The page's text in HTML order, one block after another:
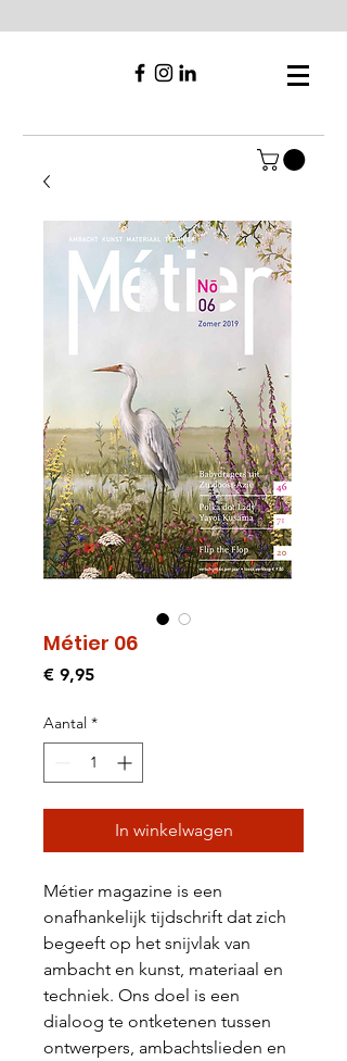
Métier 06
€ 9,95Prijs
Aantal *
In winkelwagen
Métier magazine is een
onafhankelijk tijdschrift dat zich
begeeft op het snijvlak van
ambacht en kunst, materiaal en
techniek. Ons doel is een
dialoog te ontketenen tussen
ontwerpers, ambachtslieden en